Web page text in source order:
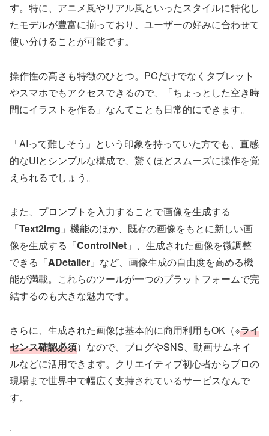
す。特に、アニメ風やリアル風といったスタイルに特化し
たモデルが豊富に揃っており、ユーザーの好みに合わせて
使い分けることが可能です。
操作性の高さも特徴のひとつ。PCだけでなくタブレット
やスマホでもアクセスできるので、「ちょっとした空き時
間にイラストを作る」なんてことも日常的にできます。
「AIって難しそう」という印象を持っていた方でも、直感
的なUIとシンプルな構成で、驚くほどスムーズに操作を覚
えられるでしょう。
また、プロンプトを入力することで画像を生成する
「Text2Img 」機能のほか、既存の画像をもとに新しい画
像を生成する「ControlNet 」、生成された画像を微調整
できる「ADetailer 」など、画像生成の自由度を高める機
能が満載。これらのツールが一つのプラットフォームで完
結するのも大きな魅力です。
さらに、生成された画像は基本的に商用利用もOK（※ライ
センス確認必須）なので、ブログやSNS、動画サムネイ
ルなどに活用できます。クリエイティブ初心者からプロの
現場まで世界中で幅広く支持されているサービスなんで
す。